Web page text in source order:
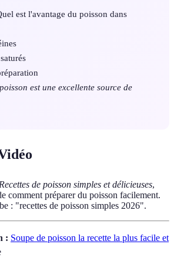
est l'avantage du poisson dans
est une excellente source de
Recettes de poisson simples et délicieuses,
comment préparer du poisson facilement.
: "recettes de poisson simples 2026".
: Soupe de poisson la recette la plus facile et